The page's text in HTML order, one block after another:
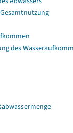
des